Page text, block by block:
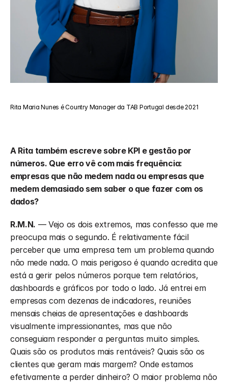
Rita Maria Nunes é Country Manager da TAB Portugal desde 2021
A Rita também escreve sobre KPI e gestão por
números. Que erro vê com mais frequência:
empresas que não medem nada ou empresas que
medem demasiado sem saber o que fazer com os
dados?
R.M.N. — Vejo os dois extremos, mas confesso que me
preocupa mais o segundo. É relativamente fácil
perceber que uma empresa tem um problema quando
não mede nada. O mais perigoso é quando acredita que
está a gerir pelos números porque tem relatórios,
dashboards e gráficos por todo o lado. Já entrei em
empresas com dezenas de indicadores, reuniões
mensais cheias de apresentações e dashboards
visualmente impressionantes, mas que não
conseguiam responder a perguntas muito simples.
Quais são os produtos mais rentáveis? Quais são os
clientes que geram mais margem? Onde estamos
efetivamente a perder dinheiro? O maior problema não